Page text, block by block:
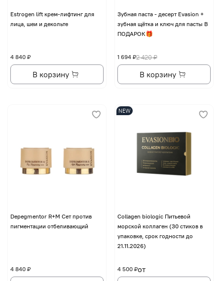
Еstrogen lift крем-лифтинг для
лица, шеи и декольте
4 840 ₽
В корзину
Зубная паста - десерт Evasion +
зубная щётка и ключ для пасты В
ПОДАРОК🎁
2 420 ₽
1 694 ₽
В корзину
Depegmentor R+M Сет против
пигментации отбеливающий
4 840 ₽
NEW
Collagen biologic Питьевой
морской коллаген (30 стиков в
упаковке, срок годности до
21.11.2026)
от
4 500 ₽